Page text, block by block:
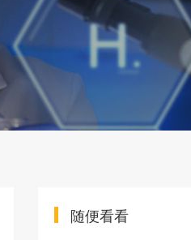
随便看看